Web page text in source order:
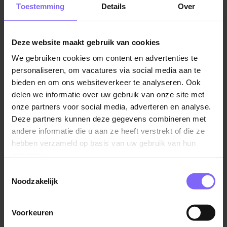
Toestemming Details Over
Deze website maakt gebruik van cookies
We gebruiken cookies om content en advertenties te
personaliseren, om vacatures via social media aan te
bieden en om ons websiteverkeer te analyseren. Ook
delen we informatie over uw gebruik van onze site met
onze partners voor social media, adverteren en analyse.
Deze partners kunnen deze gegevens combineren met
andere informatie die u aan ze heeft verstrekt of die ze
hebben verzameld op basis van uw gebruik van hun
Noodzakelijk
Voorkeuren
weerbare universiteit door risico’s tijdig te signaleren,
incidenten en crises.
Jouw collega’s: Je maakt deel uit van een nieuw
team binnen het Maastricht University Office (MUO),
bestaande uit professionals op strategisch, tactisch en
operationeel niveau. Het team gaat bestaan uit een
Coördinator Risicomanagement & Veiligheid, een
Crisismanager, een Beleidsadviseur Integrale
beleid en praktijk.
De Sr. Security Adviseur is een belangrijke schakel in
het realiseren van een veilige universiteit. Je adviseert